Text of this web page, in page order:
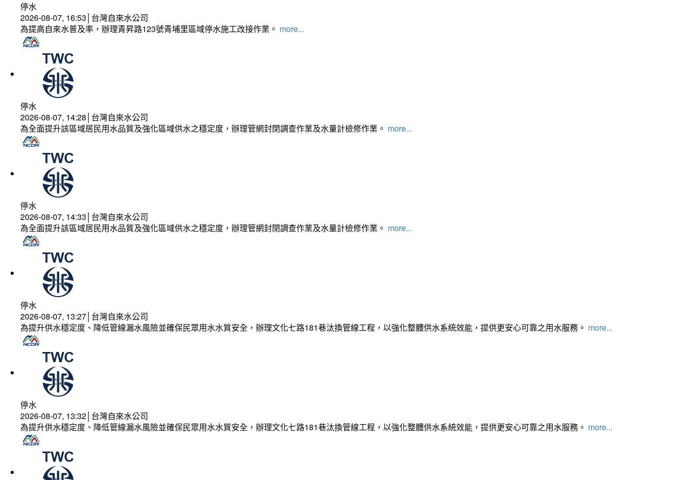
停水
2026-08-07, 16:53│台灣自來水公司
為提高自來水普及率，辦理青昇路123號青埔里區域停水施工改接作業。 more...
停水
2026-08-07, 14:28│台灣自來水公司
為全面提升該區域居民用水品質及強化區域供水之穩定度，辦理管網封閉調查作業及水量計檢修作業。 more...
停水
2026-08-07, 14:33│台灣自來水公司
為全面提升該區域居民用水品質及強化區域供水之穩定度，辦理管網封閉調查作業及水量計檢修作業。 more...
停水
2026-08-07, 13:27│台灣自來水公司
為提升供水穩定度、降低管線漏水風險並確保民眾用水水質安全，辦理文化七路181巷汰換管線工程，以強化整體供水系統效能，提供更安心可靠之用水服務。 more...
停水
2026-08-07, 13:32│台灣自來水公司
為提升供水穩定度、降低管線漏水風險並確保民眾用水水質安全，辦理文化七路181巷汰換管線工程，以強化整體供水系統效能，提供更安心可靠之用水服務。 more...